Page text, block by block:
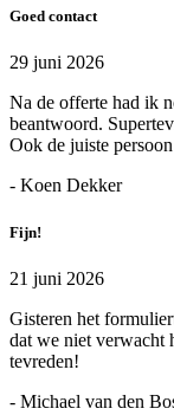
Goed contact
29 juni 2026
Na de offerte had ik
beantwoord.
Ook de juiste
- Koen Dekker
Fijn!
21 juni 2026
Gisteren het
dat we niet verwacht
tevreden!
- Michael van den